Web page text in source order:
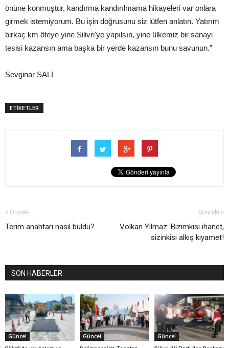
önüne konmuştur, kandırma kandırılmama hikayeleri var onlara
girmek istemiyorum. Bu işin doğrusunu siz lütfen anlatın. Yatırım
birkaç km öteye yine Silivri'ye yapılsın, yine ülkemiz bir sanayi
tesisi kazansın ama başka bir yerde kazansın bunu savunun.”
Sevginar SALİ
ETİKETLER
« Önceki
Terim anahtarı nasıl buldu?
Sonraki »
Volkan Yılmaz: Bizimkisi ihanet,
sizinkisi alkış kıyamet!
SON HABERLER
Güncel Güncel Güncel